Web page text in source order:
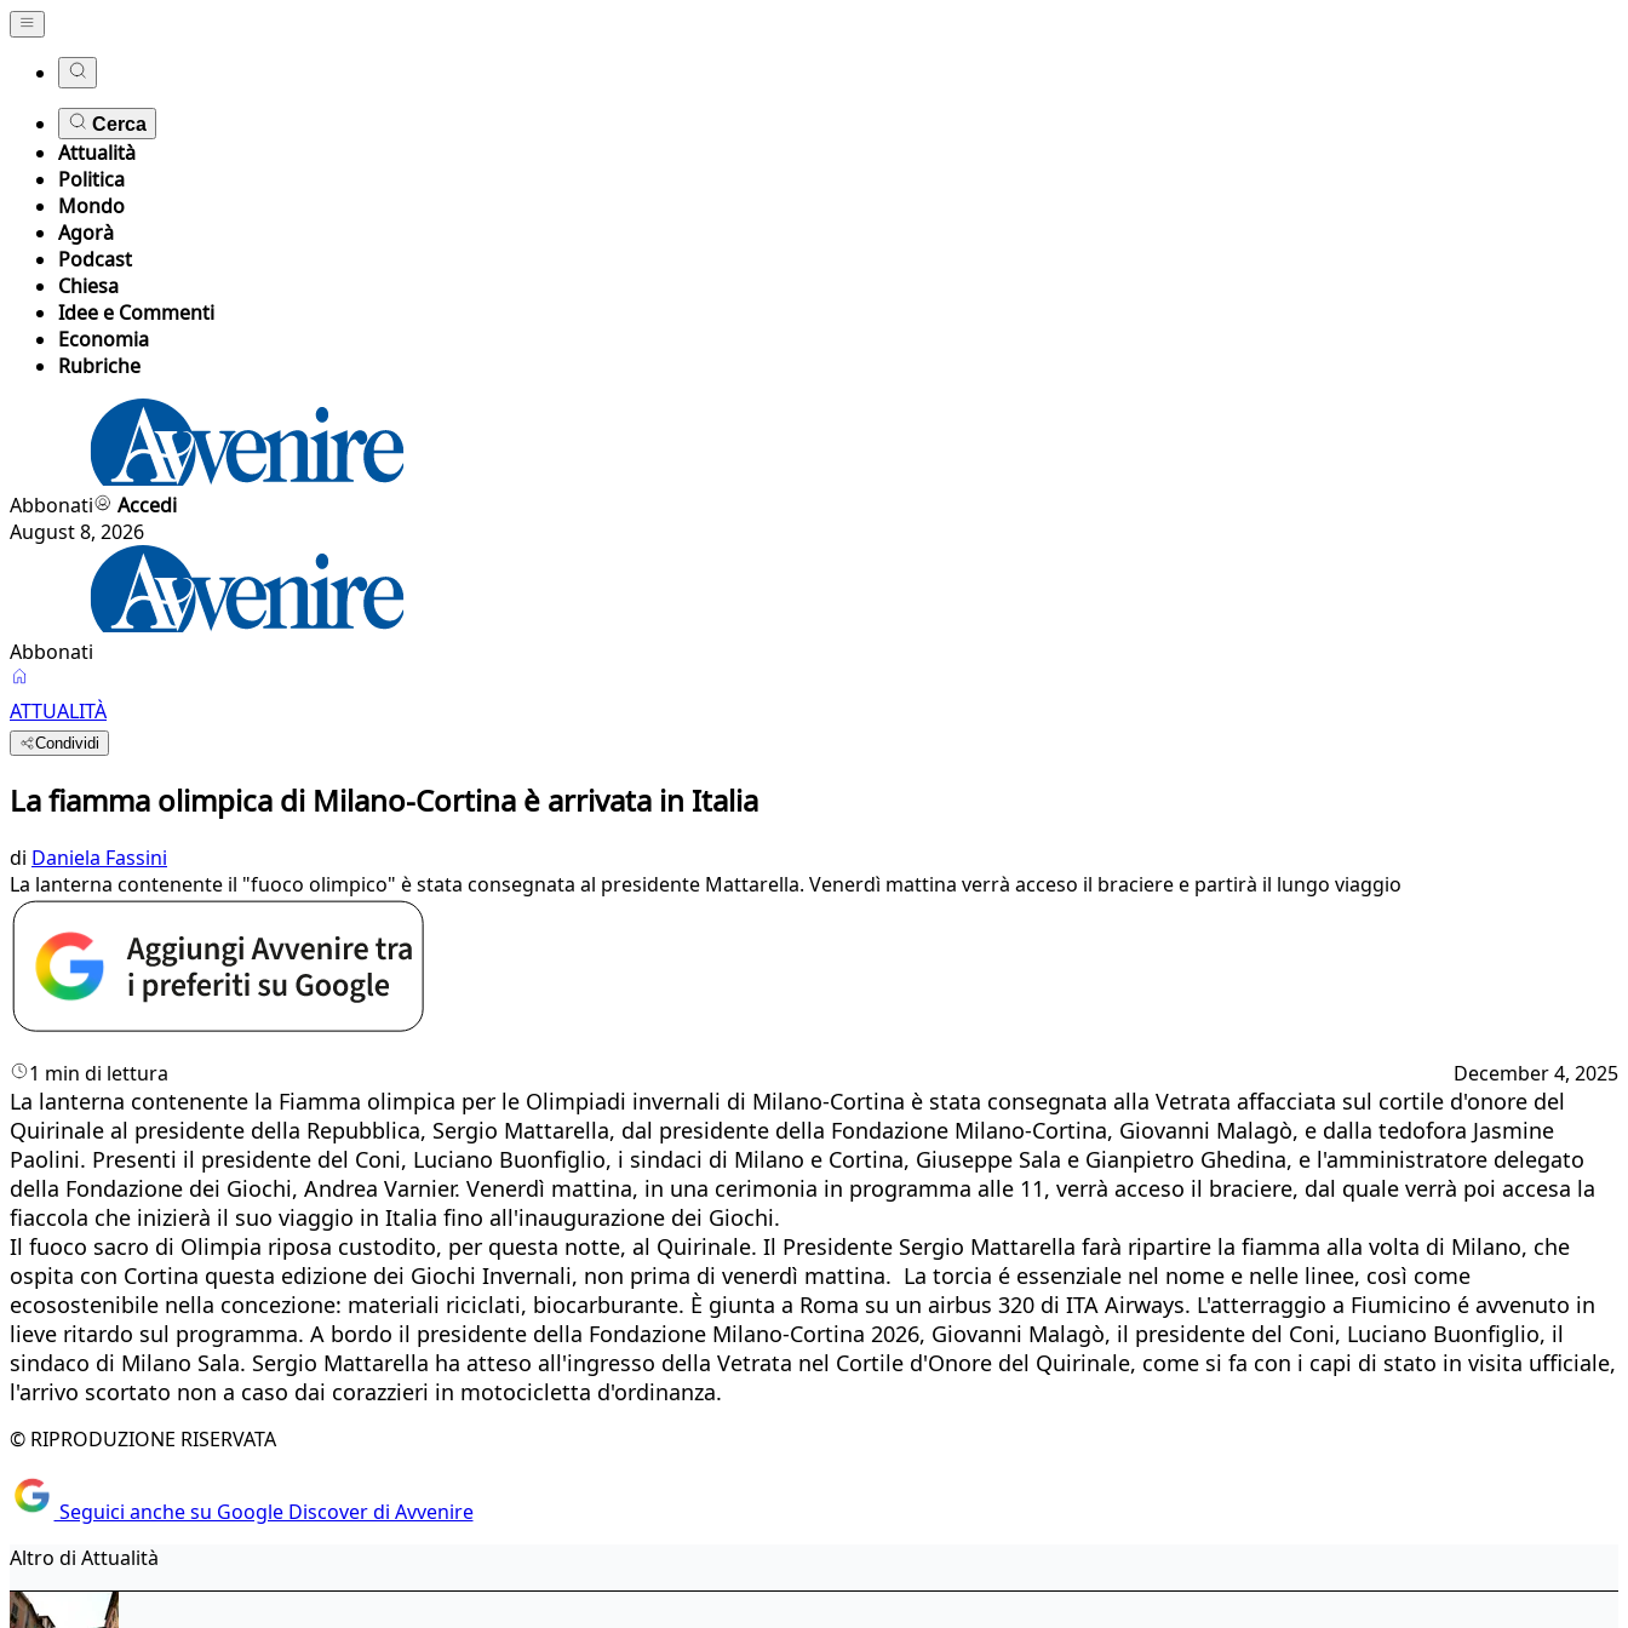
Cerca
Attualità
Politica
Mondo
Agorà
Podcast
Chiesa
Idee e Commenti
Economia
Rubriche
Abbonati
Accedi
August 8, 2026
Abbonati
ATTUALITÀ
Condividi
La fiamma olimpica di Milano-Cortina è arrivata in Italia
di Daniela Fassini
La lanterna contenente il "fuoco olimpico" è stata consegnata al presidente Mattarella. Venerdì mattina verrà acceso il braciere e partirà il lungo viaggio
1 min di lettura December 4, 2025
La lanterna contenente la Fiamma olimpica per le Olimpiadi invernali di Milano-Cortina è stata consegnata alla Vetrata affacciata sul cortile d'onore del
Quirinale al presidente della Repubblica, Sergio Mattarella, dal presidente della Fondazione Milano-Cortina, Giovanni Malagò, e dalla tedofora Jasmine
Paolini. Presenti il presidente del Coni, Luciano Buonfiglio, i sindaci di Milano e Cortina, Giuseppe Sala e Gianpietro Ghedina, e l'amministratore delegato
della Fondazione dei Giochi, Andrea Varnier. Venerdì mattina, in una cerimonia in programma alle 11, verrà acceso il braciere, dal quale verrà poi accesa la
fiaccola che inizierà il suo viaggio in Italia fino all'inaugurazione dei Giochi.
Il fuoco sacro di Olimpia riposa custodito, per questa notte, al Quirinale. Il Presidente Sergio Mattarella farà ripartire la fiamma alla volta di Milano, che
ospita con Cortina questa edizione dei Giochi Invernali, non prima di venerdì mattina. La torcia é essenziale nel nome e nelle linee, così come
ecosostenibile nella concezione: materiali riciclati, biocarburante. È giunta a Roma su un airbus 320 di ITA Airways. L'atterraggio a Fiumicino é avvenuto in
lieve ritardo sul programma. A bordo il presidente della Fondazione Milano-Cortina 2026, Giovanni Malagò, il presidente del Coni, Luciano Buonfiglio, il
sindaco di Milano Sala. Sergio Mattarella ha atteso all'ingresso della Vetrata nel Cortile d'Onore del Quirinale, come si fa con i capi di stato in visita ufficiale,
l'arrivo scortato non a caso dai corazzieri in motocicletta d'ordinanza.
© RIPRODUZIONE RISERVATA
Seguici anche su Google Discover di Avvenire
Altro di Attualità